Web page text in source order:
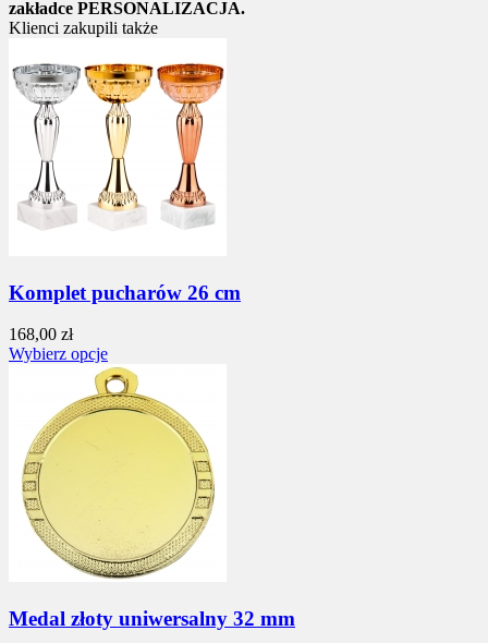
zakładce PERSONALIZACJA.
Klienci zakupili także
Komplet pucharów 26 cm
168,00 zł
Wybierz opcje
Medal złoty uniwersalny 32 mm